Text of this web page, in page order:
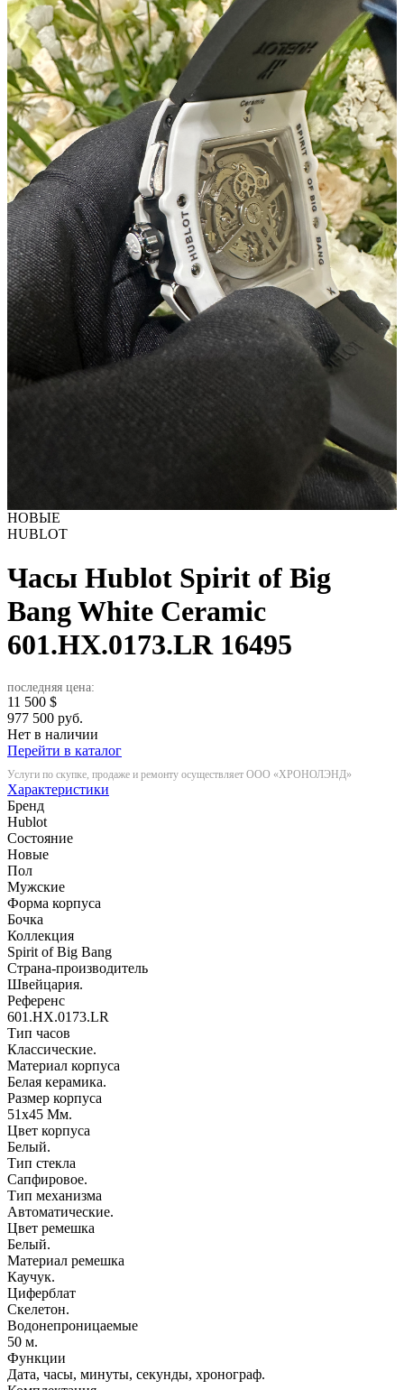
НОВЫЕ
HUBLOT
Часы Hublot Spirit of Big
Bang White Ceramic
601.HX.0173.LR 16495
последняя цена:
11 500 $
977 500 руб.
Нет в наличии
Перейти в каталог
Услуги по скупке, продаже и ремонту осуществляет ООО «ХРОНОЛЭНД»
Характеристики
Бренд
Hublot
Состояние
Новые
Пол
Мужские
Форма корпуса
Бочка
Коллекция
Spirit of Big Bang
Страна-производитель
Швейцария.
Референс
601.HX.0173.LR
Тип часов
Классические.
Материал корпуса
Белая керамика.
Размер корпуса
51х45 Мм.
Цвет корпуса
Белый.
Тип стекла
Сапфировое.
Тип механизма
Автоматические.
Цвет ремешка
Белый.
Материал ремешка
Каучук.
Циферблат
Скелетон.
Водонепроницаемые
50 м.
Функции
Дата, часы, минуты, секунды, хронограф.